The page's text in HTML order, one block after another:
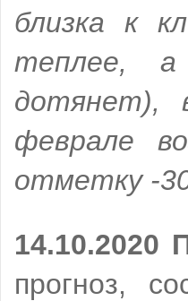
близка к
теплее,
дотянет),
феврале
отметку -
14.10.2020
прогноз,